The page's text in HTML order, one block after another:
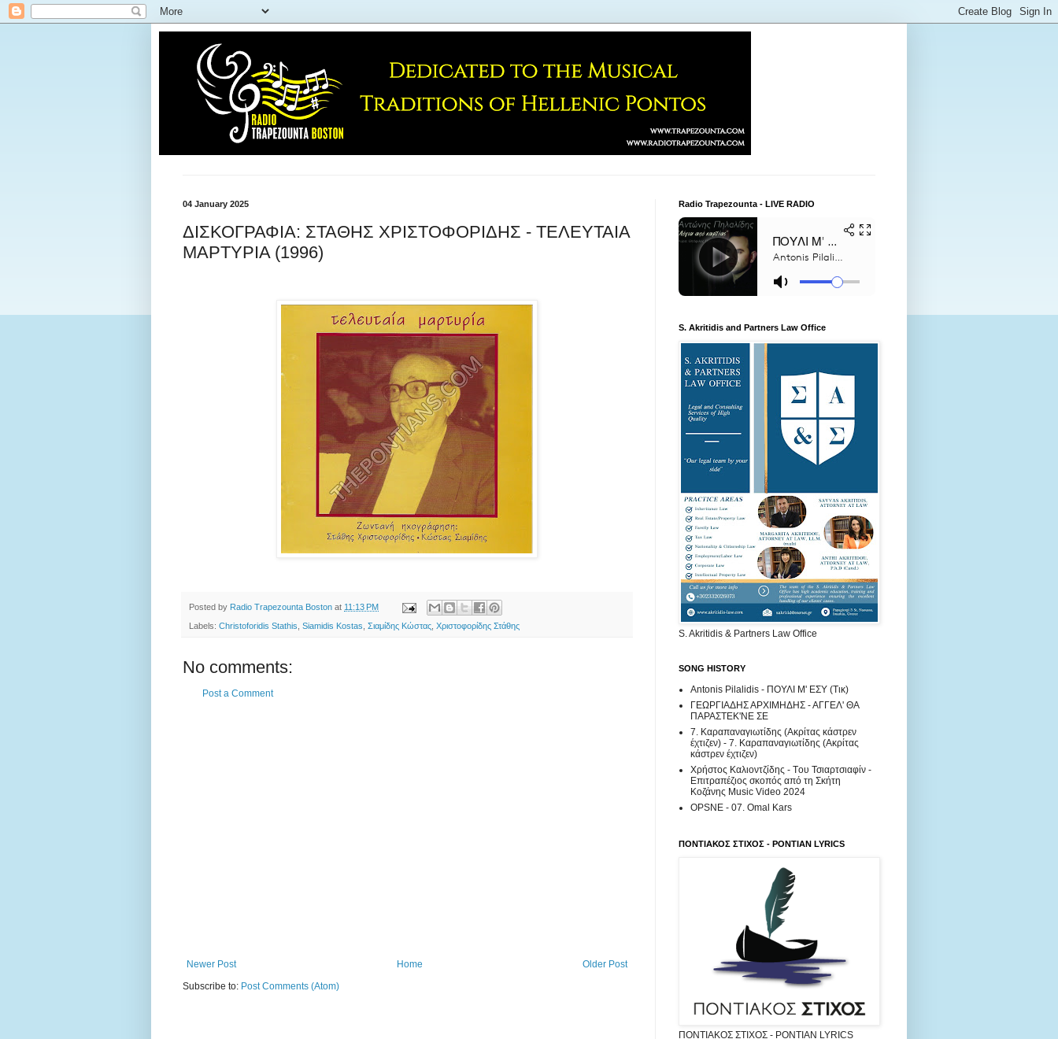
04 January 2025
ΔΙΣΚΟΓΡΑΦΙΑ: ΣΤΑΘΗΣ ΧΡΙΣΤΟΦΟΡΙΔΗΣ - ΤΕΛΕΥΤΑΙΑ
ΜΑΡΤΥΡΙΑ (1996)
Posted by Radio Trapezounta Boston at 11:13 PM
Labels: Christoforidis Stathis Siamidis Kostas Σιαμίδης Κώστας Χριστοφορίδης Στάθης
No comments:
Post a Comment
Newer Post Older Post
Home
Subscribe to: Post Comments (Atom)
Radio Trapezounta - LIVE RADIO
S. Akritidis and Partners Law Office
S. Akritidis & Partners Law Office
SONG HISTORY
Antonis Pilalidis - ΠΟΥΛΙ Μ' ΕΣΥ (Τικ)
ΓΕΩΡΓΙΑΔΗΣ ΑΡΧΙΜΗΔΗΣ - ΑΓΓΕΛ' ΘΑ
ΠΑΡΑΣΤΕΚ'ΝΕ ΣΕ
7. Καραπαναγιωτίδης (Ακρίτας κάστρεν
έχτιζεν) - 7. Καραπαναγιωτίδης (Ακρίτας
κάστρεν έχτιζεν)
Χρήστος Καλιοντζίδης - Tου Τσιαρτσιαφίν -
Επιτραπέζιος σκοπός από τη Σκήτη
Κοζάνης Music Video 2024
OPSNE - 07. Omal Kars
ΠΟΝΤΙΑΚΟΣ ΣΤΙΧΟΣ - PONTIAN LYRICS
ΠΟΝΤΙΑΚΟΣ ΣΤΙΧΟΣ - PONTIAN LYRICS